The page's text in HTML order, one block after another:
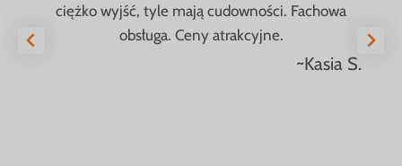
ciężko wyjść, tyle mają cudowności. Fachowa
obsługa. Ceny atrakcyjne.
~Kasia S.